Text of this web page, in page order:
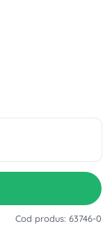
Cod produs: 63746-0